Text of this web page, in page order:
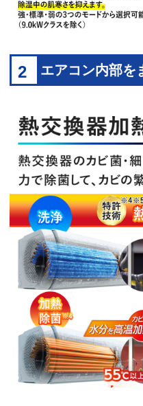
2 エアコン内部を